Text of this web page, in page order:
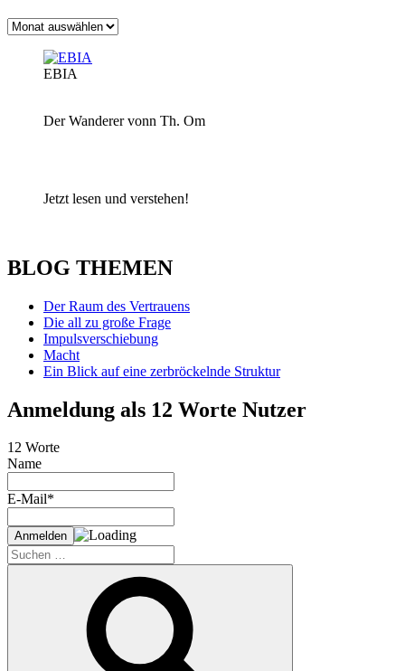
Archiv
EBIA
Der Wanderer vonn Th. Om
Jetzt lesen und verstehen!
BLOG THEMEN
Der Raum des Vertrauens
Die all zu große Frage
Impulsverschiebung
Macht
Ein Blick auf eine zerbröckelnde Struktur
Anmeldung als 12 Worte Nutzer
12 Worte
Name
E-Mail*
Suche
nach: